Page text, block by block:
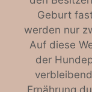
Geburt
werden nur
Auf diese
der